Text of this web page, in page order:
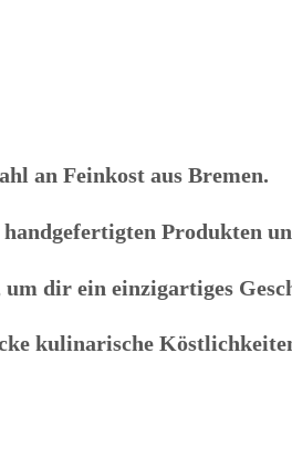
an Feinkost aus Bremen.
Produkten
dir ein einzigartiges
kulinarische